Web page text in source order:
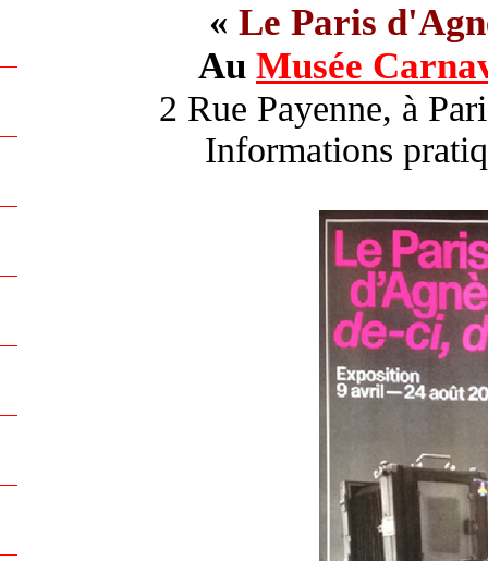
« Le Paris
Au Musée
2 Rue Payenne, à
Informations